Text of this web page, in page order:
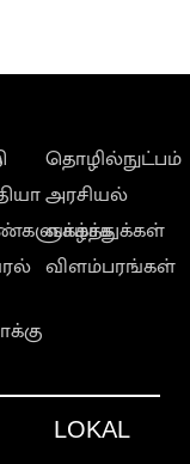
தொழில்நுட்பம்
அரசியல்
வாழ்த்துக்கள்
விளம்பரங்கள்
LOKAL